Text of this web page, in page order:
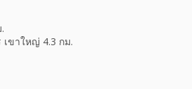
ขาใหญ่ 4.3 กม.